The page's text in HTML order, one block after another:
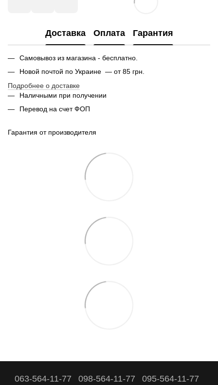
Доставка Оплата Гарантия
Самовывоз из магазина - бесплатно.
Новой почтой по Украине — от 85 грн.
Подробнее о доставке
Наличными при получении
Перевод на счет ФОП
Гарантия от производителя
063-564-11-77 098-564-11-77 095-564-11-77